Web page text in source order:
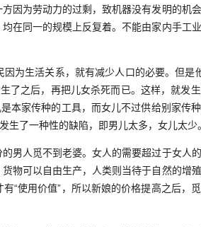
因为劳动力的过剩，致机器没有发明的机
在同一的规模上反复着。不能由家内手工
生活关系，就有减少人口的必要。但是
了之后，再把儿女杀死而已。这样，就发
本家传种的工具，而女儿不过供给别家传
生了一种性的缺陷，即男儿太多，女儿太少。
人觅不到老婆。女人的需要超过于女人
物可以自由生产，人类则当待于自然的增
“使用价值”，所以新娘的价格提高之后，